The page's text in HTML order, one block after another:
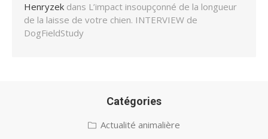
Henryzek dans L’impact insoupçonné de la longueur
de la laisse de votre chien. INTERVIEW de
DogFieldStudy
Catégories
Actualité animalière